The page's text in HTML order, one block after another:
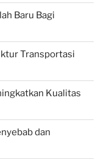
Baru Bagi
Transportasi
Kualitas
dan